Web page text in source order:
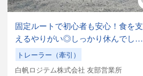
固定ルートで初心者も安心！食を支
えるやりがい◎しっかり休んでしっ
かり稼げる職場！午前10時出社＆20
時退社！
トレーラー（牽引）
白帆ロジテム株式会社 友部営業所